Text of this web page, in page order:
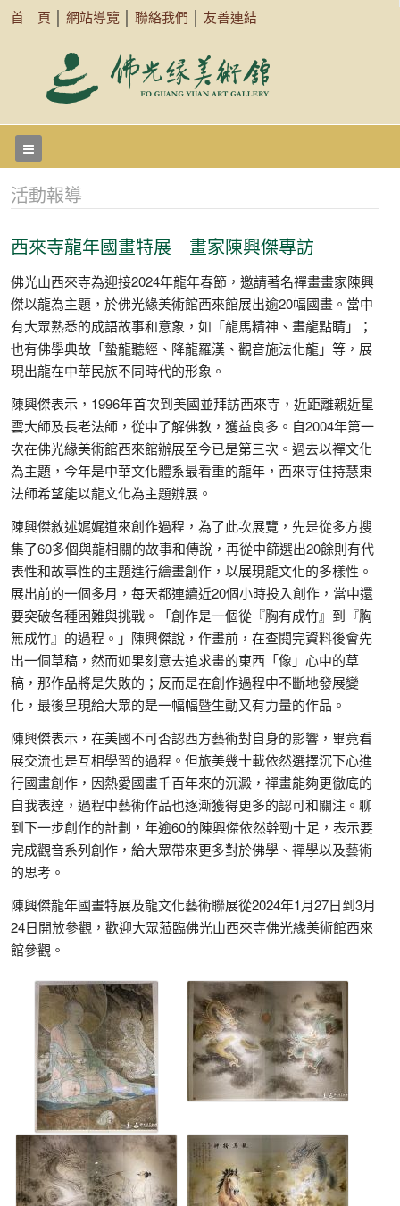
首 頁 網站導覽 聯絡我們 友善連結
活動報導
西來寺龍年國畫特展 畫家陳興傑專訪
佛光山西來寺為迎接2024年龍年春節，邀請著名禪畫畫家陳興
傑以龍為主題，於佛光緣美術館西來館展出逾20幅國畫。當中
有大眾熟悉的成語故事和意象，如「龍馬精神、畫龍點睛」；
也有佛學典故「蟄龍聽經、降龍羅漢、觀音施法化龍」等，展
現出龍在中華民族不同時代的形象。
陳興傑表示，1996年首次到美國並拜訪西來寺，近距離親近星
雲大師及長老法師，從中了解佛教，獲益良多。自2004年第一
次在佛光緣美術館西來館辦展至今已是第三次。過去以禪文化
為主題，今年是中華文化體系最看重的龍年，西來寺住持慧東
法師希望能以龍文化為主題辦展。
陳興傑敘述娓娓道來創作過程，為了此次展覽，先是從多方搜
集了60多個與龍相關的故事和傳說，再從中篩選出20餘則有代
表性和故事性的主題進行繪畫創作，以展現龍文化的多樣性。
展出前的一個多月，每天都連續近20個小時投入創作，當中還
要突破各種困難與挑戰。「創作是一個從『胸有成竹』到『胸
無成竹』的過程。」陳興傑說，作畫前，在查閱完資料後會先
出一個草稿，然而如果刻意去追求畫的東西「像」心中的草
稿，那作品將是失敗的；反而是在創作過程中不斷地發展變
化，最後呈現給大眾的是一幅幅暨生動又有力量的作品。
陳興傑表示，在美國不可否認西方藝術對自身的影響，畢竟看
展交流也是互相學習的過程。但旅美幾十載依然選擇沉下心進
行國畫創作，因熱愛國畫千百年來的沉澱，禪畫能夠更徹底的
自我表達，過程中藝術作品也逐漸獲得更多的認可和關注。聊
到下一步創作的計劃，年逾60的陳興傑依然幹勁十足，表示要
完成觀音系列創作，給大眾帶來更多對於佛學、禪學以及藝術
的思考。
陳興傑龍年國畫特展及龍文化藝術聯展從2024年1月27日到3月
24日開放參觀，歡迎大眾蒞臨佛光山西來寺佛光緣美術館西來
館參觀。